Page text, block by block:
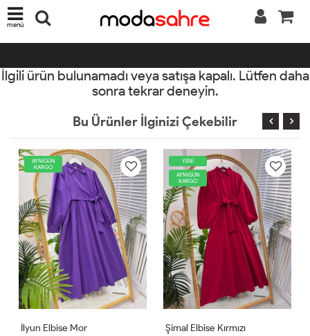
menü
İlgili ürün bulunamadı veya satışa kapalı. Lütfen daha
sonra tekrar deneyin.
Bu Ürünler İlginizi Çekebilir
YENİ
AYNIGÜN
KARGO
Şimal Elbise Kırmızı
AYNIGÜN
KARGO